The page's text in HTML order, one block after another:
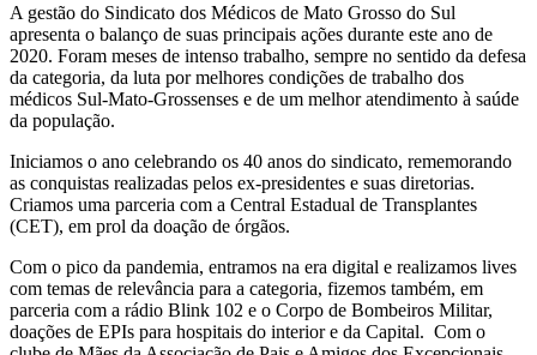
A gestão do Sindicato dos Médicos de Mato Grosso do Sul
apresenta o balanço de suas principais ações durante este ano de
2020. Foram meses de intenso trabalho, sempre no sentido da defesa
da categoria, da luta por melhores condições de trabalho dos
médicos Sul-Mato-Grossenses e de um melhor atendimento à saúde
da população.
Iniciamos o ano celebrando os 40 anos do sindicato, rememorando
as conquistas realizadas pelos ex-presidentes e suas diretorias.
Criamos uma parceria com a Central Estadual de Transplantes
(CET), em prol da doação de órgãos.
Com o pico da pandemia, entramos na era digital e realizamos lives
com temas de relevância para a categoria, fizemos também, em
parceria com a rádio Blink 102 e o Corpo de Bombeiros Militar,
doações de EPIs para hospitais do interior e da Capital. Com o